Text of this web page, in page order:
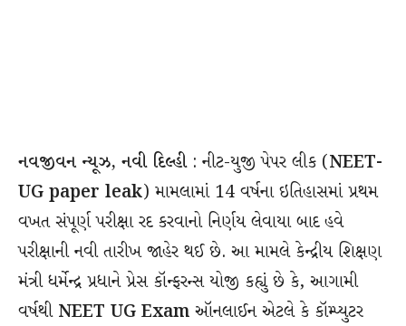
નવજીવન ન્યૂઝ, નવી દિલ્હી: નીટ-યુજી પેપર લીક (NEET-
UG paper leak) મામલામાં 14 વર્ષના ઇતિહાસમાં પ્રથમ
વખત સંપૂર્ણ પરીક્ષા રદ કરવાનો નિર્ણય લેવાયા બાદ હવે
પરીક્ષાની નવી તારીખ જાહેર થઈ છે. આ મામલે કેન્દ્રીય શિક્ષણ
મંત્રી ધર્મેન્દ્ર પ્રધાને પ્રેસ કૉન્ફરન્સ યોજી કહ્યું છે કે, આગામી
વર્ષથી NEET UG Exam ઑનલાઈન એટલે કે કૉમ્પ્યુટર